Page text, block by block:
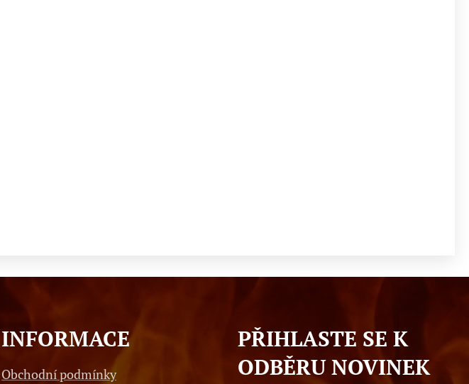
INFORMACE
Obchodní podmínky
PŘIHLASTE SE K
ODBĚRU NOVINEK